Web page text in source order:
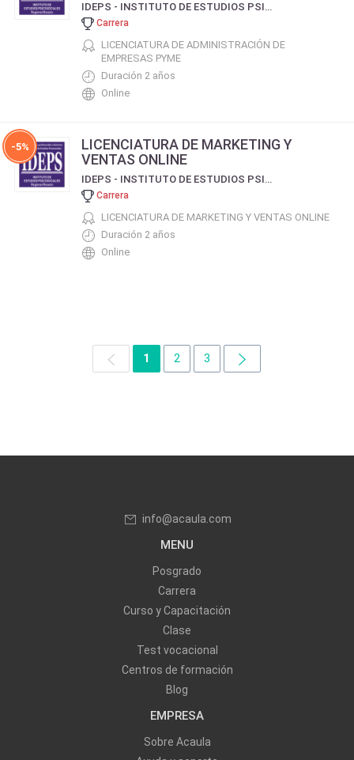
IDEPS - INSTITUTO DE ESTUDIOS PSICOSOCIALES (REGIONAL ROSARIO)
Carrera
LICENCIATURA DE ADMINISTRACIÓN DE
EMPRESAS PYME
Duración 2 años
Online
-5%
LICENCIATURA DE MARKETING Y
VENTAS ONLINE
IDEPS - INSTITUTO DE ESTUDIOS PSICOSOCIALES (REGIONAL ROSARIO)
Carrera
LICENCIATURA DE MARKETING Y VENTAS ONLINE
Duración 2 años
Online
1 2 3
info@acaula.com
MENU
Posgrado
Carrera
Curso y Capacitación
Clase
Test vocacional
Centros de formación
Blog
EMPRESA
Sobre Acaula